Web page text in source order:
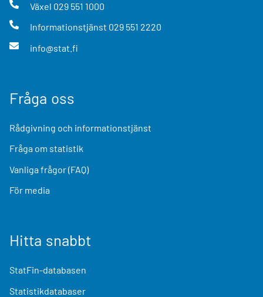
Växel 029 551 1000
Informationstjänst 029 551 2220
info@stat.fi
Fråga oss
Rådgivning och informationstjänst
Fråga om statistik
Vanliga frågor (FAQ)
För media
Hitta snabbt
StatFin-databasen
Statistikdatabaser